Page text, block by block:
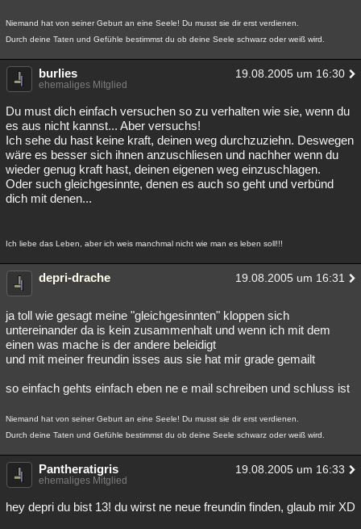
Niemand hat von seiner Geburt an eine Seele! Du musst sie dir erst verdienen.
Durch deine Taten und Gefühle bestimmst du ob deine Seele schwarz oder weiß wird.
burlies 19.08.2005 um 16:30
ehemaliges Mitglied
Du must dich einfach versuchen so zu verhalten wie sie, wenn du
es aus nicht kannst... Aber versuchs!
Ich sehe du hast keine kraft, deinen weg durchzuziehn. Deswegen
wäre es besser sich ihnen anzuschliesen und nachher wenn du
wieder genug kraft hast, deinen eigenen weg einzuschlagen.
Oder such gleichgesinnte, denen es auch so geht und verbünd
dich mit denen...
Ich liebe das Leben, aber ich weis manchmal nicht wie man es leben soll!!!
depri-drache 19.08.2005 um 16:31
ja toll wie gesagt meine "gleichgesinnten" kloppen sich
untereinander da is kein zusammenhalt und wenn ich mit dem
einen was mache is der andere beleidigt
und mit meiner freundin isses aus sie hat mir grade gemailt
so einfach gehts einfach eben ne e mail schreiben und schluss ist
Niemand hat von seiner Geburt an eine Seele! Du musst sie dir erst verdienen.
Durch deine Taten und Gefühle bestimmst du ob deine Seele schwarz oder weiß wird.
Pantheratigris 19.08.2005 um 16:33
ehemaliges Mitglied
hey depri du bist 13! du wirst ne neue freundin finden, glaub mir XD